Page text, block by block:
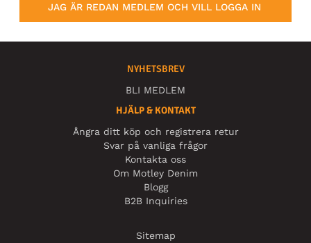
JAG ÄR REDAN MEDLEM OCH VILL LOGGA IN
NYHETSBREV
BLI MEDLEM
HJÄLP & KONTAKT
Ångra ditt köp och registrera retur
Svar på vanliga frågor
Kontakta oss
Om Motley Denim
Blogg
B2B Inquiries
Sitemap